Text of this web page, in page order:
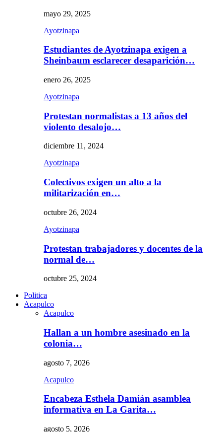
mayo 29, 2025
Ayotzinapa
Estudiantes de Ayotzinapa exigen a
Sheinbaum esclarecer desaparición…
enero 26, 2025
Ayotzinapa
Protestan normalistas a 13 años del
violento desalojo…
diciembre 11, 2024
Ayotzinapa
Colectivos exigen un alto a la
militarización en…
octubre 26, 2024
Ayotzinapa
Protestan trabajadores y docentes de la
normal de…
octubre 25, 2024
Politica
Acapulco
Acapulco
Hallan a un hombre asesinado en la
colonia…
agosto 7, 2026
Acapulco
Encabeza Esthela Damián asamblea
informativa en La Garita…
agosto 5, 2026